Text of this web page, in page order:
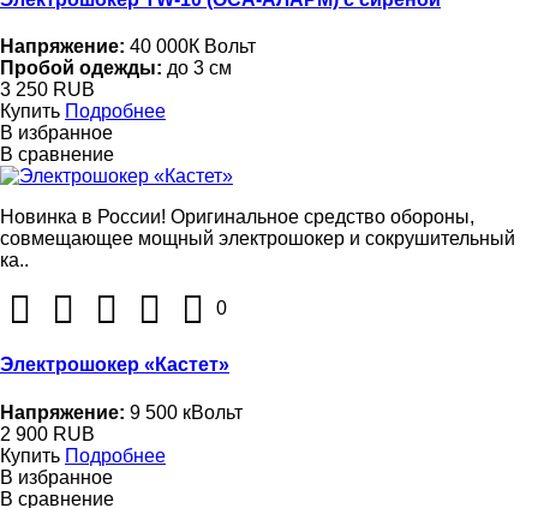
Напряжение: 40 000К Вольт
Пробой одежды: до 3 см
3 250 RUB
Купить Подробнее
В избранное
В сравнение
Новинка в России! Оригинальное средство обороны,
совмещающее мощный электрошокер и сокрушительный
ка..
0
Электрошокер «Кастет»
Напряжение: 9 500 кВольт
2 900 RUB
Купить Подробнее
В избранное
В сравнение